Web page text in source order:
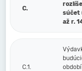
C.
súčet
až r.
C.1.
období